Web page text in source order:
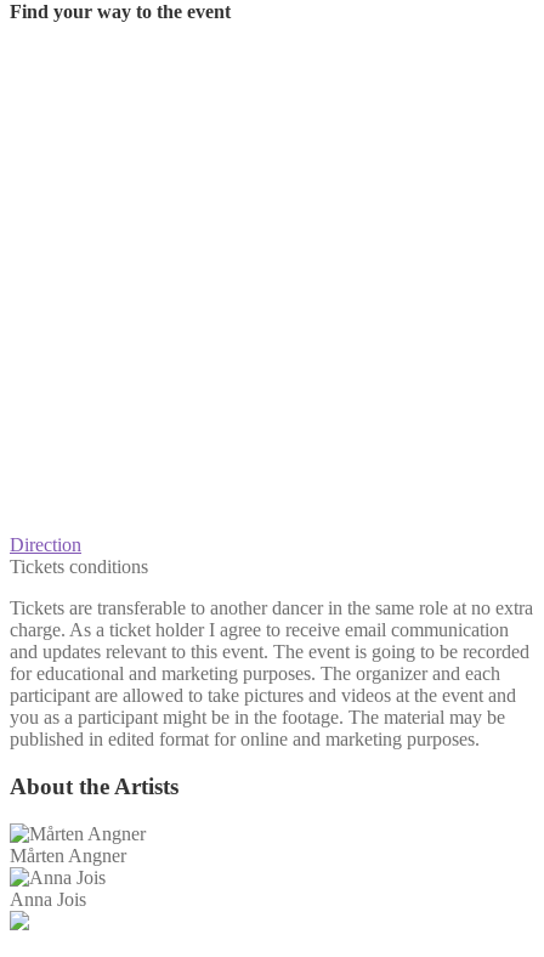
Find your way to the event
Direction
Tickets conditions
Tickets are transferable to another dancer in the same role at no extra
charge. As a ticket holder I agree to receive email communication
and updates relevant to this event. The event is going to be recorded
for educational and marketing purposes. The organizer and each
participant are allowed to take pictures and videos at the event and
you as a participant might be in the footage. The material may be
published in edited format for online and marketing purposes.
About the Artists
Mårten Angner
Anna Jois